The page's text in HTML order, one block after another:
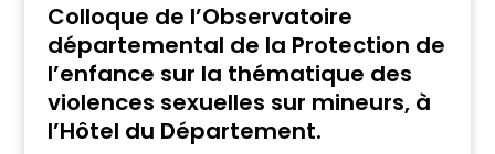
Colloque de l’Observatoire
départemental de la Protection de
l’enfance sur la thématique des
violences sexuelles sur mineurs, à
l’Hôtel du Département.